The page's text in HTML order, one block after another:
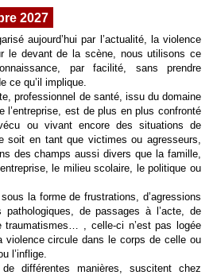
2027
aujourd’hui par l’actualité, la violence
le devant de la scène, nous utilisons ce
par facilité, sans prendre
ce qu’il implique.
professionnel de santé, issu du domaine
l’entreprise, est de plus en plus confronté
ou vivant encore des situations de
soit en tant que victimes ou agresseurs,
des champs aussi divers que la famille,
le milieu scolaire, le politique ou
la forme de frustrations, d’agressions
pathologiques, de passages à l’acte, de
traumatismes… , celle-ci n’est pas logée
violence circule dans le corps de celle ou
l’inflige.
différentes manières, suscitent chez